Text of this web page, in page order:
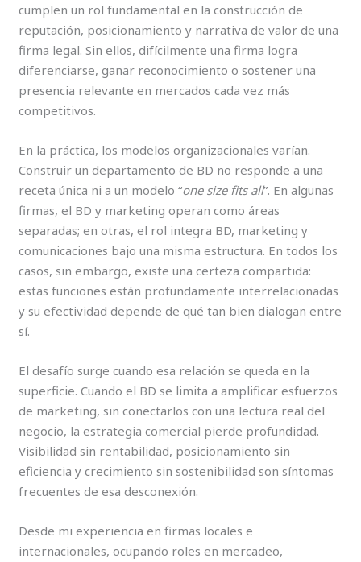
cumplen un rol fundamental en la construcción de
reputación, posicionamiento y narrativa de valor de una
firma legal. Sin ellos, difícilmente una firma logra
diferenciarse, ganar reconocimiento o sostener una
presencia relevante en mercados cada vez más
competitivos.
En la práctica, los modelos organizacionales varían.
Construir un departamento de BD no responde a una
receta única ni a un modelo “one size fits all”. En algunas
firmas, el BD y marketing operan como áreas
separadas; en otras, el rol integra BD, marketing y
comunicaciones bajo una misma estructura. En todos los
casos, sin embargo, existe una certeza compartida:
estas funciones están profundamente interrelacionadas
y su efectividad depende de qué tan bien dialogan entre
sí.
El desafío surge cuando esa relación se queda en la
superficie. Cuando el BD se limita a amplificar esfuerzos
de marketing, sin conectarlos con una lectura real del
negocio, la estrategia comercial pierde profundidad.
Visibilidad sin rentabilidad, posicionamiento sin
eficiencia y crecimiento sin sostenibilidad son síntomas
frecuentes de esa desconexión.
Desde mi experiencia en firmas locales e
internacionales, ocupando roles en mercadeo,